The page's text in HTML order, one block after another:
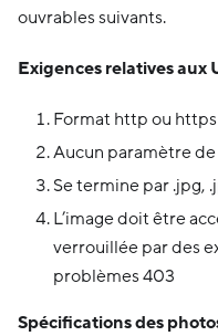
ouvrables suivants.
Exigences relatives aux
Format http ou https
Aucun paramètre
Se termine par .jpg,
L’image doit être
verrouillée par des
problèmes 403
Spécifications des